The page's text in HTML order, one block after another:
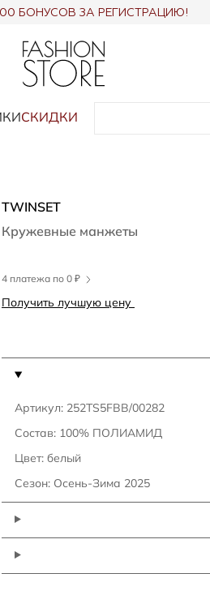
БОНУСОВ ЗА РЕГИСТРАЦИЮ!
СКИДКИ
TWINSET
Кружевные манжеты
4 платежа по 0 ₽
Получить лучшую цену
Артикул: 252TS5FBB/00282
Состав: 100% ПОЛИАМИД
Цвет: белый
Сезон: Осень-Зима 2025